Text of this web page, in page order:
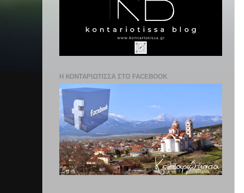
Η ΚΟΝΤΑΡΙΩΤΙΣΣΑ ΣΤΟ FACEBOOK